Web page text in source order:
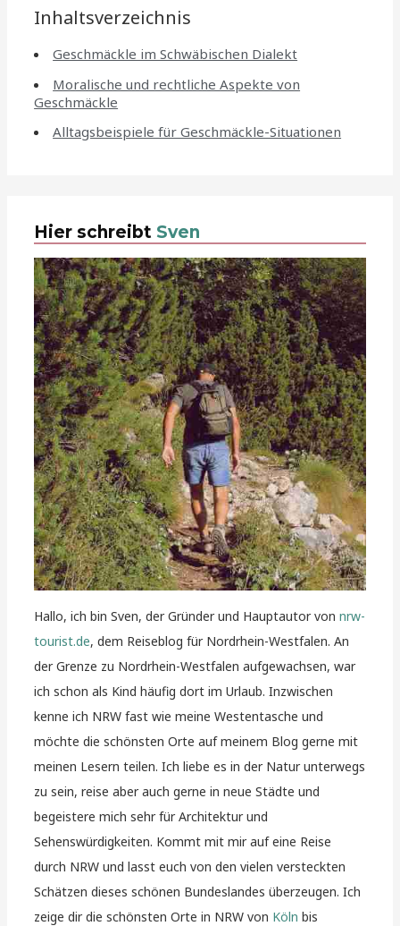
Inhaltsverzeichnis
Geschmäckle im Schwäbischen Dialekt
Moralische und rechtliche Aspekte von
Geschmäckle
Alltagsbeispiele für Geschmäckle-Situationen
Hier schreibt Sven
Hallo, ich bin Sven, der Gründer und Hauptautor vonnrw-
tourist.de, dem Reiseblog für Nordrhein-Westfalen. An
der Grenze zu Nordrhein-Westfalen aufgewachsen, war
ich schon als Kind häufig dort im Urlaub. Inzwischen
kenne ich NRW fast wie meine Westentasche und
möchte die schönsten Orte auf meinem Blog gerne mit
meinen Lesern teilen. Ich liebe es in der Natur unterwegs
zu sein, reise aber auch gerne in neue Städte und
begeistere mich sehr für Architektur und
Sehenswürdigkeiten. Kommt mit mir auf eine Reise
durch NRW und lasst euch von den vielen versteckten
Schätzen dieses schönen Bundeslandes überzeugen. Ich
zeige dir die schönsten Orte in NRW von Köln bis